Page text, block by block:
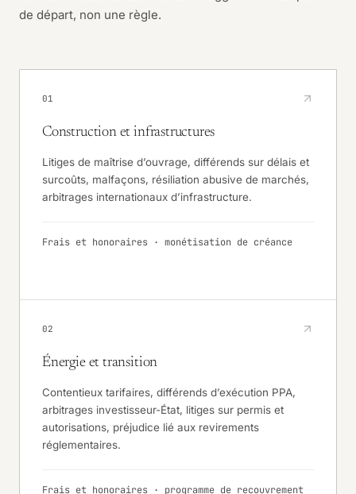
de départ, non une règle.
01
Construction et infrastructures
Litiges de maîtrise d’ouvrage, différends sur délais et
surcoûts, malfaçons, résiliation abusive de marchés,
arbitrages internationaux d’infrastructure.
Frais et honoraires · monétisation de créance
02
Énergie et transition
Contentieux tarifaires, différends d’exécution PPA,
arbitrages investisseur-État, litiges sur permis et
autorisations, préjudice lié aux revirements
réglementaires.
Frais et honoraires · programme de recouvrement